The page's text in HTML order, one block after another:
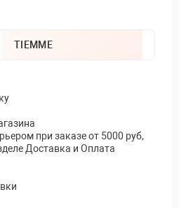
TIEMME
при заказе от 5000 руб,
Доставка и Оплата